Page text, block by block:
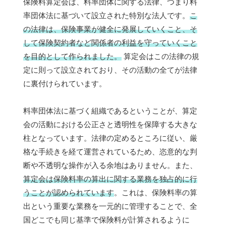
率団体法に基づいて設立された特別な法人です。 こ
の法律は、保険事業が健全に発展していくこと、そ
して保険契約者など関係者の利益を守っていくこと
を目的として作られました。 算定会はこの法律の規
定に則って設立されており、その活動の全てが法律
に裏付けられています。
料率団体法に基づく組織であるということが、算定
会の活動における公正さと透明性を保障する大きな
柱となっています。法律の定めるところに従い、厳
格な手続きを経て運営されているため、恣意的な判
断や不透明な操作が入る余地はありません。また、
算定会は保険料率の算出に関する業務を独占的に行
うことが認められています。これは、保険料率の算
出という重要な業務を一元的に管理することで、全
国どこでも同じ基準で保険料が計算されるように